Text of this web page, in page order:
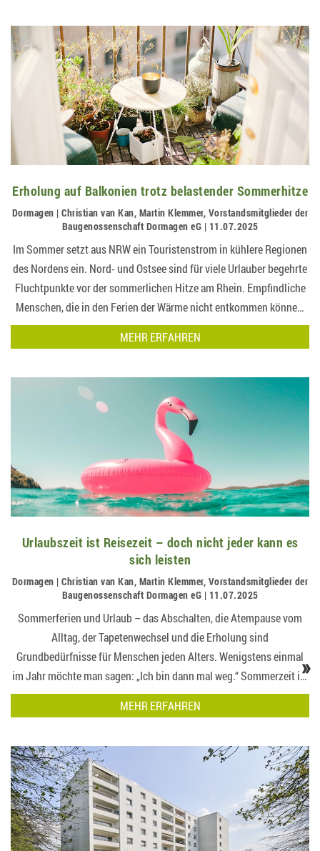
Erholung auf Balkonien trotz belastender Sommerhitze
Dormagen | Christian van Kan, Martin Klemmer, Vorstandsmitglieder der
Baugenossenschaft Dormagen eG | 11.07.2025
Im Sommer setzt aus NRW ein Touristenstrom in kühlere Regionen
des Nordens ein. Nord- und Ostsee sind für viele Urlauber begehrte
Fluchtpunkte vor der sommerlichen Hitze am Rhein. Empfindliche
Menschen, die in den Ferien der Wärme nicht entkommen können,
sind auf ein möglichst angenehmes Mikroklima an ihrem Wohnort
ange…
MEHR ERFAHREN
Urlaubszeit ist Reisezeit – doch nicht jeder kann es
sich leisten
Dormagen | Christian van Kan, Martin Klemmer, Vorstandsmitglieder der
Baugenossenschaft Dormagen eG | 11.07.2025
Sommerferien und Urlaub – das Abschalten, die Atempause vom
Alltag, der Tapetenwechsel und die Erholung sind
Grundbedürfnisse für Menschen jeden Alters. Wenigstens einmal
im Jahr möchte man sagen: „Ich bin dann mal weg.“ Sommerzeit ist
Reisezeit. Aber können sich das die Mitglieder der BGD heute noch
leisten?…
MEHR ERFAHREN
»